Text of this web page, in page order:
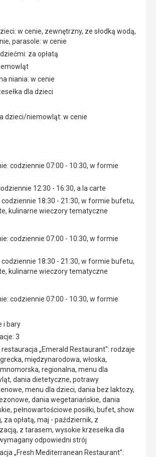
w cenie, zewnętrzny, ze słodką wodą,
parasole: w cenie
za opłatą
niania: w cenie
dla dzieci
dzieci/niemowląt: w cenie
codziennie 07:00 - 10:30, w formie
12:30 - 16:30, a la carte
codziennie 18:30 - 21:30, w formie bufetu,
kulinarne wieczory tematyczne
codziennie 07:00 - 10:30, w formie
codziennie 18:30 - 21:30, w formie bufetu,
kulinarne wieczory tematyczne
codziennie 07:00 - 10:30, w formie
i bary
3
restauracja „Emerald Restaurant": rodzaje
międzynarodowa, włoska,
regionalna, menu dla
dania dietetyczne, potrawy
menu dla dzieci, dania bez laktozy,
dania wegetariańskie, dania
pełnowartościowe posiłki, bufet, show
za opłatą, maj - październik, z
z tarasem, wysokie krzesełka dla
odpowiedni strój
„Fresh Mediterranean Restaurant":